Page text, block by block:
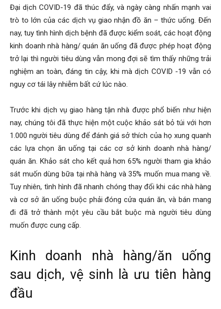
Đại dịch COVID-19 đã thúc đẩy, và ngày càng nhấn mạnh vai
trò to lớn của các dịch vụ giao nhận đồ ăn – thức uống. Đến
nay, tuy tình hình dịch bệnh đã được kiểm soát, các hoạt động
kinh doanh nhà hàng/ quán ăn uống đã được phép hoạt động
trở lại thì người tiêu dùng vẫn mong đợi sẽ tìm thấy những trải
nghiệm an toàn, đáng tin cậy, khi mà dịch COVID -19 vẫn có
nguy cơ tái lây nhiễm bất cứ lúc nào.
Trước khi dịch vụ giao hàng tận nhà được phổ biến như hiện
nay, chúng tôi đã thực hiện một cuộc khảo sát bỏ túi với hơn
1.000 người tiêu dùng để đánh giá sở thích của họ xung quanh
các lựa chọn ăn uống tại các cơ sở kinh doanh nhà hàng/
quán ăn. Khảo sát cho kết quả hơn 65% người tham gia khảo
sát muốn dùng bữa tại nhà hàng và 35% muốn mua mang về.
Tuy nhiên, tình hình đã nhanh chóng thay đổi khi các nhà hàng
và cơ sở ăn uống buộc phải đóng cửa quán ăn, và bán mang
đi đã trở thành một yêu cầu bắt buộc mà người tiêu dùng
muốn được cung cấp.
Kinh doanh nhà hàng/ăn uống
sau dịch, vệ sinh là ưu tiên hàng
đầu